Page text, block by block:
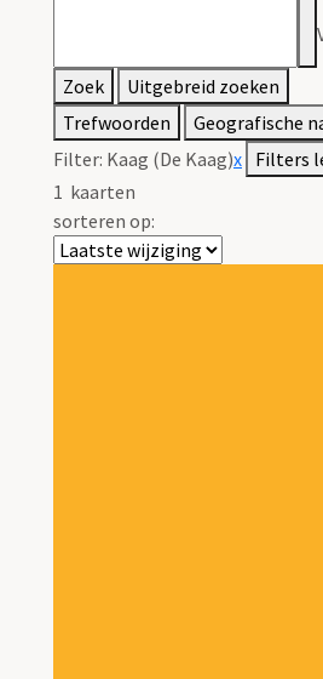
Zoek
Uitgebreid zoeken
Trefwoorden
Geografische
Filter: Kaag (De Kaag)x Filters
1 kaarten
sorteren op: